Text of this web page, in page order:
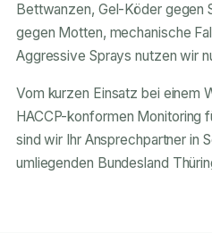
Bettwanzen, Gel-Köder gegen
gegen Motten, mechanische
Aggressive Sprays nutzen wir
Vom kurzen Einsatz bei einem
HACCP-konformen Monitoring
sind wir Ihr Ansprechpartner in
umliegenden Bundesland